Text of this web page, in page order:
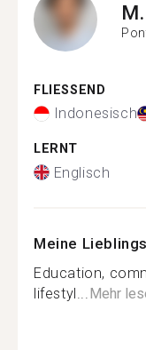
M.
FLIESSEND
Indonesisch
LERNT
Englisch
Meine
Education,
lifestyl... Mehr